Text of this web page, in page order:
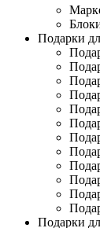
Подарки
Подарки